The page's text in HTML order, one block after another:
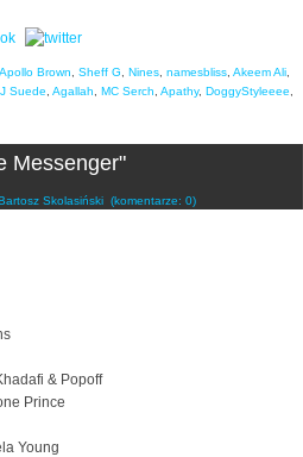
Apollo Brown Sheff G Nines namesbliss Akeem Ali
Suede Agallah MC Serch Apathy, DoggyStyleeee
Messenger"
Skolasiński (komentarze: 0)
& Popoff
Prince
Young